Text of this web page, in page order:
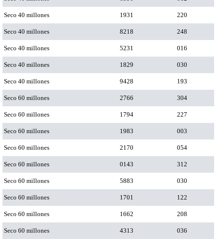
Seco 40 millones 1931 220
Seco 40 millones 8218 248
Seco 40 millones 5231 016
Seco 40 millones 1829 030
Seco 40 millones 9428 193
Seco 60 millones 2766 304
Seco 60 millones 1794 227
Seco 60 millones 1983 003
Seco 60 millones 2170 054
Seco 60 millones 0143 312
Seco 60 millones 5883 030
Seco 60 millones 1701 122
Seco 60 millones 1662 208
Seco 60 millones 4313 036